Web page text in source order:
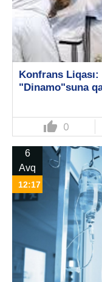
Konfrans
"Dinamo"suna
thumb_up 0
6
Avq
12:17